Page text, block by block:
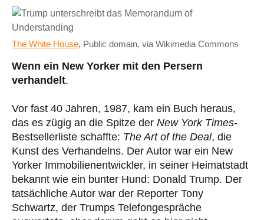
The White House, Public domain, via Wikimedia Commons
Wenn ein New Yorker mit den Persern
verhandelt.
Vor fast 40 Jahren, 1987, kam ein Buch heraus,
das es zügig an die Spitze der New York Times-
Bestsellerliste schaffte: The Art of the Deal, die
Kunst des Verhandelns. Der Autor war ein New
Yorker Immobilienentwickler, in seiner Heimatstadt
bekannt wie ein bunter Hund: Donald Trump. Der
tatsächliche Autor war der Reporter Tony
Schwartz, der Trumps Telefongespräche